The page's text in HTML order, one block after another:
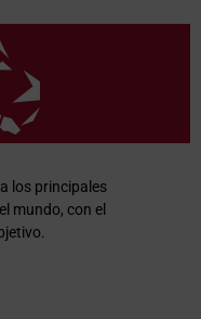
los principales
mundo, con el